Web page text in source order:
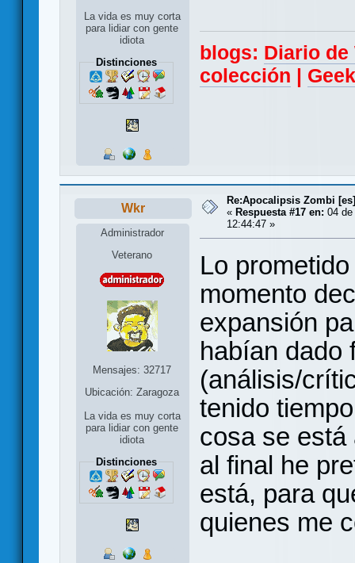
La vida es muy corta
para lidiar con gente
idiota
Distinciones
blogs: Diario
colección |
Wkr
Administrador
Veterano
Mensajes: 32717
Ubicación: Zaragoza
La vida es muy corta
para lidiar con gente
idiota
Distinciones
Re:Apocalipsis Zombi [es]
« Respuesta #17 en: 04 de
12:44:47 »
Lo
momento
expansión
habían dado
(análisis/
tenido
cosa se está
al final he
está, para
quienes me